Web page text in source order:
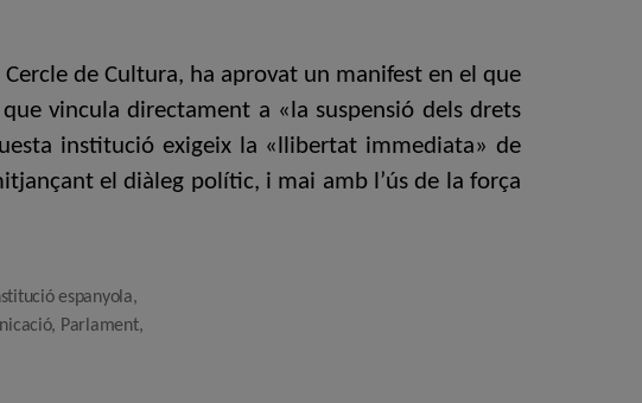
de Cultura, ha aprovat un manifest en el que
vincula directament a «la suspensió dels drets
institució exigeix la «llibertat immediata» de
el diàleg polític, i mai amb l’ús de la força
espanyola,
, Parlament,